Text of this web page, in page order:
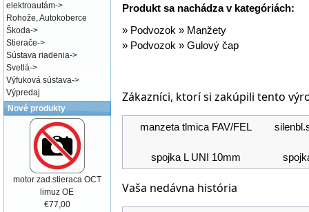
Produkt sa nachádza v kategóriách:
» Podvozok » Manžety
» Podvozok » Gulový čap
Zákazníci, ktorí si zakúpili tento
manzeta tlmica FAV/FEL
spojka L UNI 10mm
Vaša nedávna história
elektroautám->
Rohože, Autokoberce
Škoda->
Stierače->
Sústava riadenia->
Svetlá->
Výfuková sústava->
Výpredaj
Nové produkty
motor zad.stieraca OCT
limuz OE
€77,00